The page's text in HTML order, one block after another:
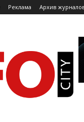
Реклама Архив